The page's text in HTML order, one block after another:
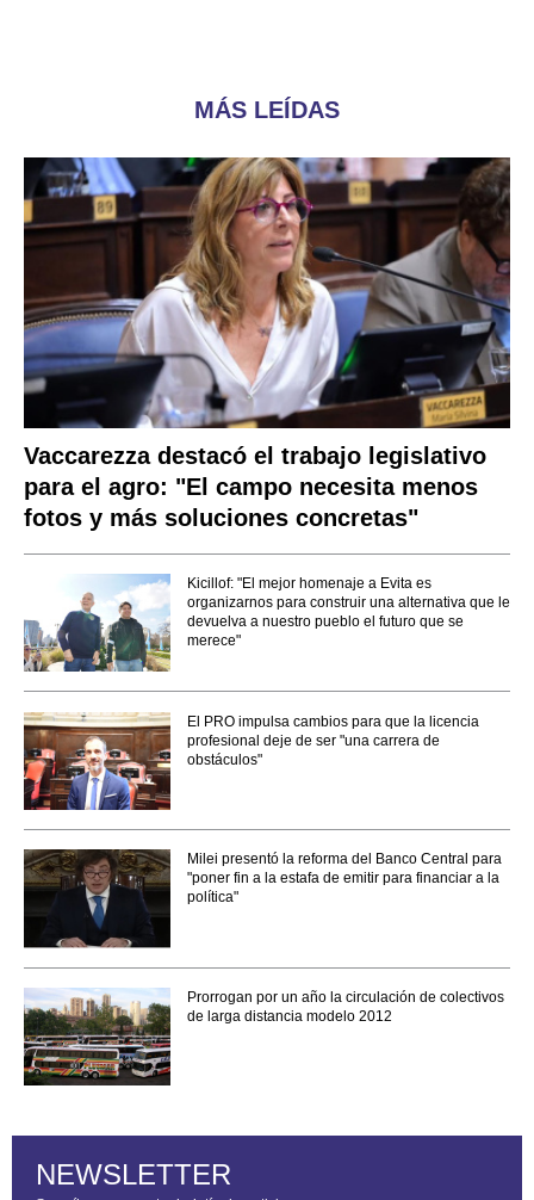
MÁS LEÍDAS
Vaccarezza destacó el trabajo legislativo
para el agro: "El campo necesita menos
fotos y más soluciones concretas"
Kicillof: "El mejor homenaje a Evita es
organizarnos para construir una alternativa que le
devuelva a nuestro pueblo el futuro que se
merece"
El PRO impulsa cambios para que la licencia
profesional deje de ser "una carrera de
obstáculos"
Milei presentó la reforma del Banco Central para
"poner fin a la estafa de emitir para financiar a la
política"
Prorrogan por un año la circulación de colectivos
de larga distancia modelo 2012
NEWSLETTER